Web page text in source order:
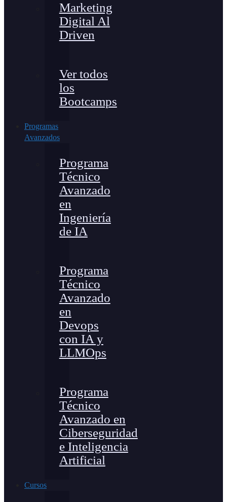
Marketing
Digital Al
Driven
Ver todos
los
Bootcamps
Programas
Avanzados
Programa
Técnico
Avanzado
en
Ingeniería
de IA
Programa
Técnico
Avanzado
en
Devops
con IA y
LLMOps
Programa
Técnico
Avanzado en
Ciberseguridad
e Inteligencia
Artificial
Cursos